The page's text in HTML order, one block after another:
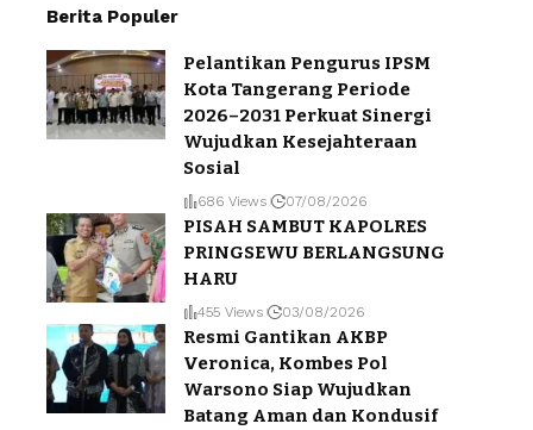
Berita Populer
Pelantikan Pengurus IPSM
Kota Tangerang Periode
2026–2031 Perkuat Sinergi
Wujudkan Kesejahteraan
Sosial
686 Views 07/08/2026
PISAH SAMBUT KAPOLRES
PRINGSEWU BERLANGSUNG
HARU
455 Views 03/08/2026
Resmi Gantikan AKBP
Veronica, Kombes Pol
Warsono Siap Wujudkan
Batang Aman dan Kondusif